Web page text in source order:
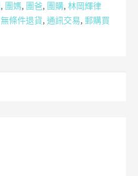
, 團媽, 團爸, 團購, 林岡輝律
無條件退貨, 通訊交易, 郵購買